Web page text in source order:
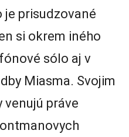
je prisudzované
si okrem iného
sólo aj v
Miasma. Svojim
venujú práve